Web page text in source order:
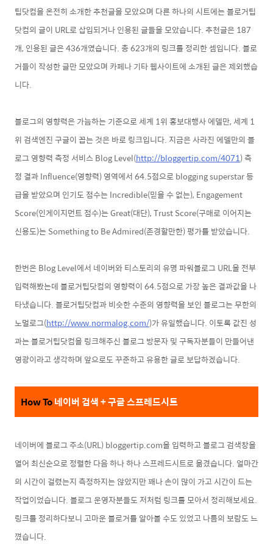
팁닷컴을 온전히소개한 추천글을 모았으며 다른 하나의 시트에는 블로거팁
닷컴의 글이 URL로 삽입되거나 인용된글들을 모았습니다. 추천글은 187
개, 인용된 글은 436개였습니다. 총 623개의 링크를 정리한 셈입니다.블로
거들이 작성한 글만 모았으며 카페나 기타 웹사이트에 소개된 글은 제외했습
니다.
블로그의 영향력은 가늠하는 기준으로 세계 1위 홍보대행사 에델만, 세계 1
위 검색엔진 구글이 꼽는 것은 바로 링크입니다. 지금은 사라진 에델만의 블
로그 영향력 측정 서비스 Blog Level(http://bloggertip.com/4071) 측
정 결과Influence(영향력) 영역에서64.5점으로blogging superstar 등
급을 받았으며 인기도 점수는 Incredible(믿을 수 없는), Engagement
Score(인게이지먼트 점수)는 Great(대단), Trust Score(구매로 이어지는
신용도)는 Something to BeAdmired(존경할만한) 평가를 받았습니다.
한번은 Blog Level에서 네이버와 티스토리의 유명 파워블로그URL을 전부
입력해봤는데블로거팁닷컴의 영향력이 64.5점으로 가장 높은 결과값을 나
타냈습니다.블로거팁닷컴과 비슷한 수준의 영향력을 보인 블로그는무한의
노멀로그(http://www.normalog.com/)가 유일했습니다. 이토록 값진 성
과는블로거팁닷컴을 링크해주신 블로그 방문자 및 구독자분들이 만들어낸
영광이라고 생각하며 앞으로도 꾸준하고 유용한 글로보답하겠습니다.
How To네이버 검색 + 구글 스프레드시트
네이버에 블로그 주소(URL) bloggertip.com을 입력하고 블로그 검색창을
열어 최신순으로 정렬한 다음 하나 하나 스프레드시트로 옮겼습니다. 얼마간
의 시간이 걸렸는지 측정하지는 않았지만 꽤나 손이 많이 가고 시간이 드는
작업이었습니다. 블로그 운영자분들도 저처럼 링크를 모아서 정리해보세요.
링크를 정리하다보니고마운 블로거를 알아볼 수도 있었고 나름의 보람도 느
꼈습니다.